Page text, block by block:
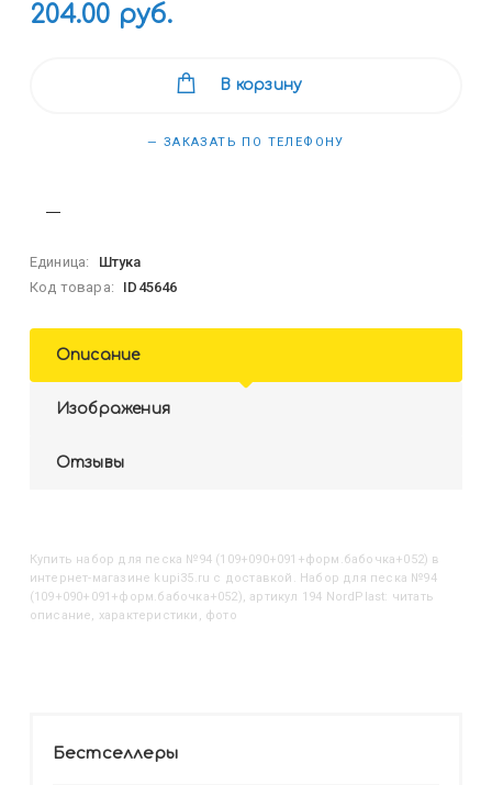
204.00 руб.
В корзину
— ЗАКАЗАТЬ ПО ТЕЛЕФОНУ
Единица:
Штука
Код товара:
ID45646
Описание
Изображения
Отзывы
Купить Набор для песка №94 (109+090+091+форм.бабочка+052) в
интернет-магазине kupi35.ru с доставкой. Набор для песка №94
(109+090+091+форм.бабочка+052), артикул 194 NordPlast: читать
описание, характеристики, фото
Бестселлеры